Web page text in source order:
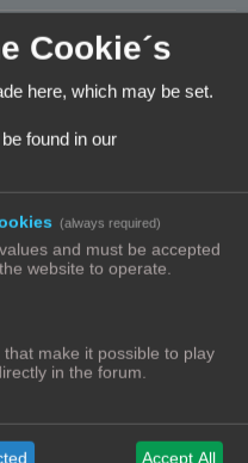
programma waarover ik de
van de mogelijkheden en
ee-viewing
printers
Cookie´s
here, which may be set.
found in our
(always required)
and must be accepted
website to operate.
make it possible to play
in the forum.
Accept All